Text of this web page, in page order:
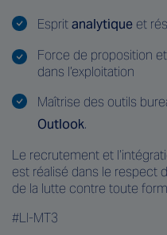
Espritanalytique et
Force de proposition
dans l’exploitation
Maîtrise des outils
Outlook.
Le recrutement et
est réalisé dans le respect
de la lutte contre toute
#LI-MT3